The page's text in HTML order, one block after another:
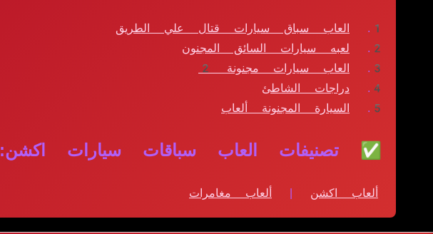
العاب سباق سيارات قتال علي الطريق
لعبه سيارات السائق المجنون
العاب سيارات مجنونة 2
دراجات الشاطئ
السيارة المجنونة ألعاب
✅ تصنيفات العاب سباقات سيارات اكشن:
ألعاب اكشن | ألعاب مغامرات